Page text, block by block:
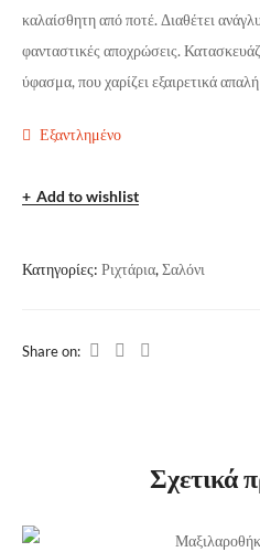
καλαίσθητη από ποτέ. Διαθέτει
φανταστικές αποχρώσεις.
ύφασμα, που χαρίζει εξαιρετικά
Εξαντλημένο
Add to wishlist
Κατηγορίες: Ριχτάρια,Σαλόνι
Share on:
Σχετικά